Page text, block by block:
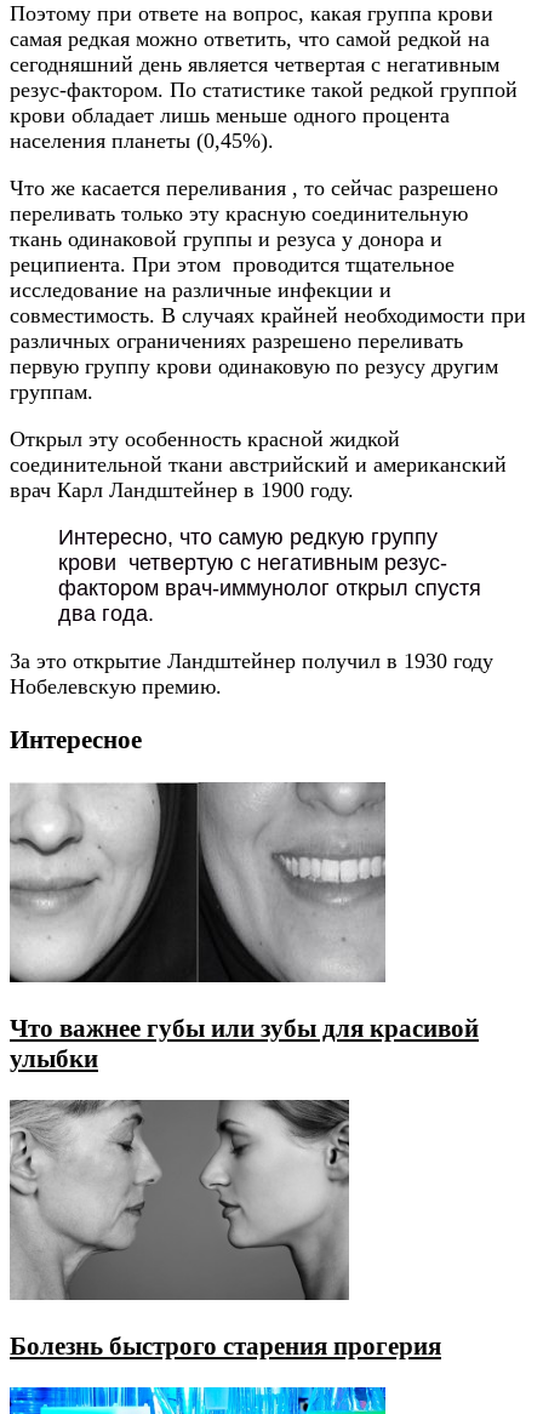
Поэтому при ответе на вопрос, какая группа крови
самая редкая можно ответить, что самой редкой на
сегодняшний день является четвертая с негативным
резус-фактором. По статистике такой редкой группой
крови обладает лишь меньше одного процента
населения планеты (0,45%).
Что же касается переливания , то сейчас разрешено
переливать только эту красную соединительную
ткань одинаковой группы и резуса у донора и
реципиента. При этом проводится тщательное
исследование на различные инфекции и
совместимость. В случаях крайней необходимости при
различных ограничениях разрешено переливать
первую группу крови одинаковую по резусу другим
группам.
Открыл эту особенность красной жидкой
соединительной ткани австрийский и американский
врач Карл Ландштейнер в 1900 году.
Интересно, что самую редкую группу
крови четвертую с негативным резус-
фактором врач-иммунолог открыл спустя
два года.
За это открытие Ландштейнер получил в 1930 году
Нобелевскую премию.
Интересное
Что важнее губы или зубы для красивой
улыбки
Болезнь быстрого старения прогерия